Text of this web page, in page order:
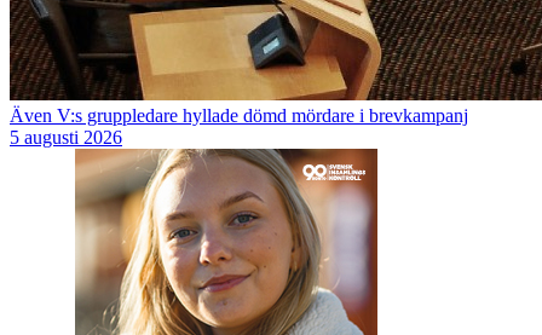
Även V:s gruppledare hyllade dömd mördare i brevkampanj
5 augusti 2026